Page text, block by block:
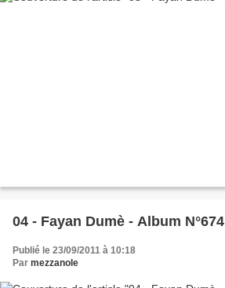
04 - Fayan Dumè - Album N°674
Publié le 23/09/2011 à 10:18
Par mezzanole